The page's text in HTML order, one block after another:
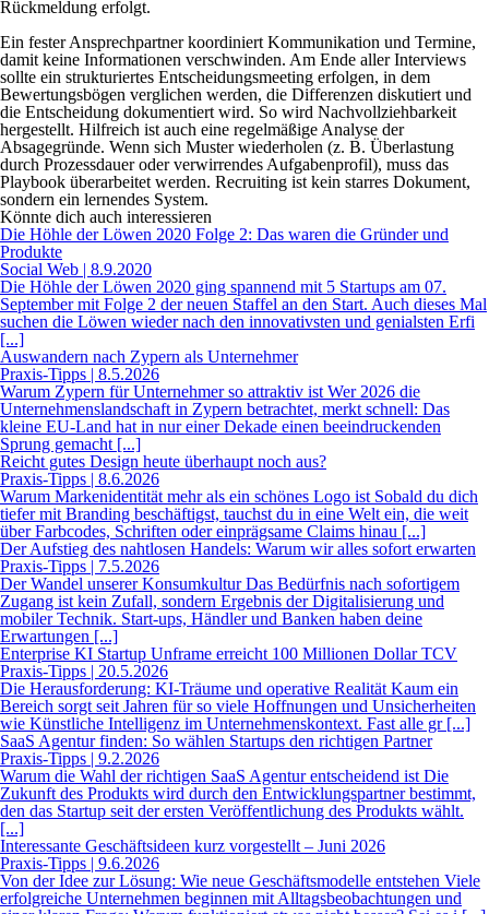
Rückmeldung erfolgt.
Ein fester Ansprechpartner koordiniert Kommunikation und Termine,
damit keine Informationen verschwinden. Am Ende aller Interviews
sollte ein strukturiertes Entscheidungsmeeting erfolgen, in dem
Bewertungsbögen verglichen werden, die Differenzen diskutiert und
die Entscheidung dokumentiert wird. So wird Nachvollziehbarkeit
hergestellt. Hilfreich ist auch eine regelmäßige Analyse der
Absagegründe. Wenn sich Muster wiederholen (z. B. Überlastung
durch Prozessdauer oder verwirrendes Aufgabenprofil), muss das
Playbook überarbeitet werden. Recruiting ist kein starres Dokument,
sondern ein lernendes System.
Könnte dich auch interessieren
Die Höhle der Löwen 2020 Folge 2: Das waren die Gründer und
Produkte
Social Web | 8.9.2020
Die Höhle der Löwen 2020 ging spannend mit 5 Startups am 07.
September mit Folge 2 der neuen Staffel an den Start. Auch dieses Mal
suchen die Löwen wieder nach den innovativsten und genialsten Erfi
[...]
Auswandern nach Zypern als Unternehmer
Praxis-Tipps | 8.5.2026
Warum Zypern für Unternehmer so attraktiv ist Wer 2026 die
Unternehmenslandschaft in Zypern betrachtet, merkt schnell: Das
kleine EU-Land hat in nur einer Dekade einen beeindruckenden
Sprung gemacht [...]
Reicht gutes Design heute überhaupt noch aus?
Praxis-Tipps | 8.6.2026
Warum Markenidentität mehr als ein schönes Logo ist Sobald du dich
tiefer mit Branding beschäftigst, tauchst du in eine Welt ein, die weit
über Farbcodes, Schriften oder einprägsame Claims hinau [...]
Der Aufstieg des nahtlosen Handels: Warum wir alles sofort erwarten
Praxis-Tipps | 7.5.2026
Der Wandel unserer Konsumkultur Das Bedürfnis nach sofortigem
Zugang ist kein Zufall, sondern Ergebnis der Digitalisierung und
mobiler Technik. Start-ups, Händler und Banken haben deine
Erwartungen [...]
Enterprise KI Startup Unframe erreicht 100 Millionen Dollar TCV
Praxis-Tipps | 20.5.2026
Die Herausforderung: KI-Träume und operative Realität Kaum ein
Bereich sorgt seit Jahren für so viele Hoffnungen und Unsicherheiten
wie Künstliche Intelligenz im Unternehmenskontext. Fast alle gr [...]
SaaS Agentur finden: So wählen Startups den richtigen Partner
Praxis-Tipps | 9.2.2026
Warum die Wahl der richtigen SaaS Agentur entscheidend ist Die
Zukunft des Produkts wird durch den Entwicklungspartner bestimmt,
den das Startup seit der ersten Veröffentlichung des Produkts wählt.
[...]
Interessante Geschäftsideen kurz vorgestellt – Juni 2026
Praxis-Tipps | 9.6.2026
Von der Idee zur Lösung: Wie neue Geschäftsmodelle entstehen Viele
erfolgreiche Unternehmen beginnen mit Alltagsbeobachtungen und